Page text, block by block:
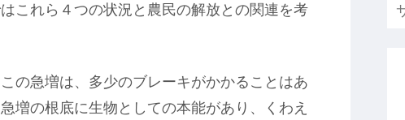
これら４つの状況と農民の解放との関連を考
の急増は、多少のブレーキがかかることはあ
増の根底に生物としての本能があり、くわえ